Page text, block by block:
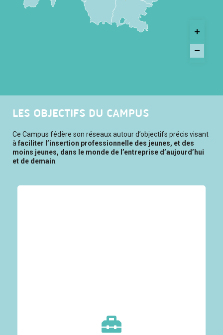
LES OBJECTIFS DU CAMPUS
Ce Campus fédère son réseaux autour d’objectifs précis visant
à faciliter l’insertion professionnelle des jeunes, et des
moins jeunes, dans le monde de l’entreprise d’aujourd’hui
et de demain
Mondial des Métiers, en organisant des actions de
formation en direction des professeurs principaux
et des acteurs de l’orientation, et grâce à une